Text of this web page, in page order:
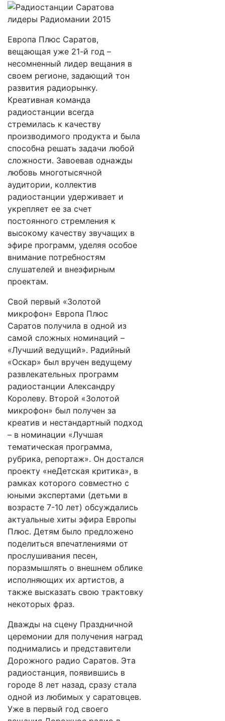
Европа Плюс Саратов,
вещающая уже 21-й год –
несомненный лидер вещания в
своем регионе, задающий тон
развития радиорынку.
Креативная команда
радиостанции всегда
стремилась к качеству
производимого продукта и была
способна решать задачи любой
сложности. Завоевав однажды
любовь многотысячной
аудитории, коллектив
радиостанции удерживает и
укрепляет ее за счет
постоянного стремления к
высокому качеству звучащих в
эфире программ, уделяя особое
внимание потребностям
слушателей и внеэфирным
проектам.
Свой первый «Золотой
микрофон» Европа Плюс
Саратов получила в одной из
самой сложных номинаций –
«Лучший ведущий». Радийный
«Оскар» был вручен ведущему
развлекательных программ
радиостанции Александру
Королеву. Второй «Золотой
микрофон» был получен за
креатив и нестандартный подход
– в номинации «Лучшая
тематическая программа,
рубрика, репортаж». Он достался
проекту «неДетская критика», в
рамках которого совместно с
юными экспертами (детьми в
возрасте 7-10 лет) обсуждались
актуальные хиты эфира Европы
Плюс. Детям было предложено
поделиться впечатлениями от
прослушивания песен,
поразмышлять о внешнем облике
исполняющих их артистов, а
также высказать свою трактовку
некоторых фраз.
Дважды на сцену Праздничной
церемонии для получения наград
поднимались и представители
Дорожного радио Саратов. Эта
радиостанция, появившись в
городе 8 лет назад, сразу стала
одной из любимых у саратовцев.
Уже в первый год своего